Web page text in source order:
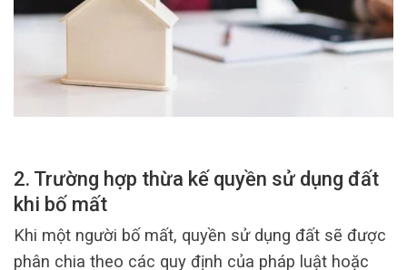
2. Trường hợp thừa kế quyền sử dụng đất
khi bố mất
Khi một người bố mất, quyền sử dụng đất sẽ được
phân chia theo các quy định của pháp luật hoặc